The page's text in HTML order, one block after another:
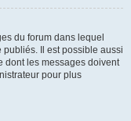
du forum dans lequel
publiés. Il est possible aussi
dont les messages doivent
pour plus